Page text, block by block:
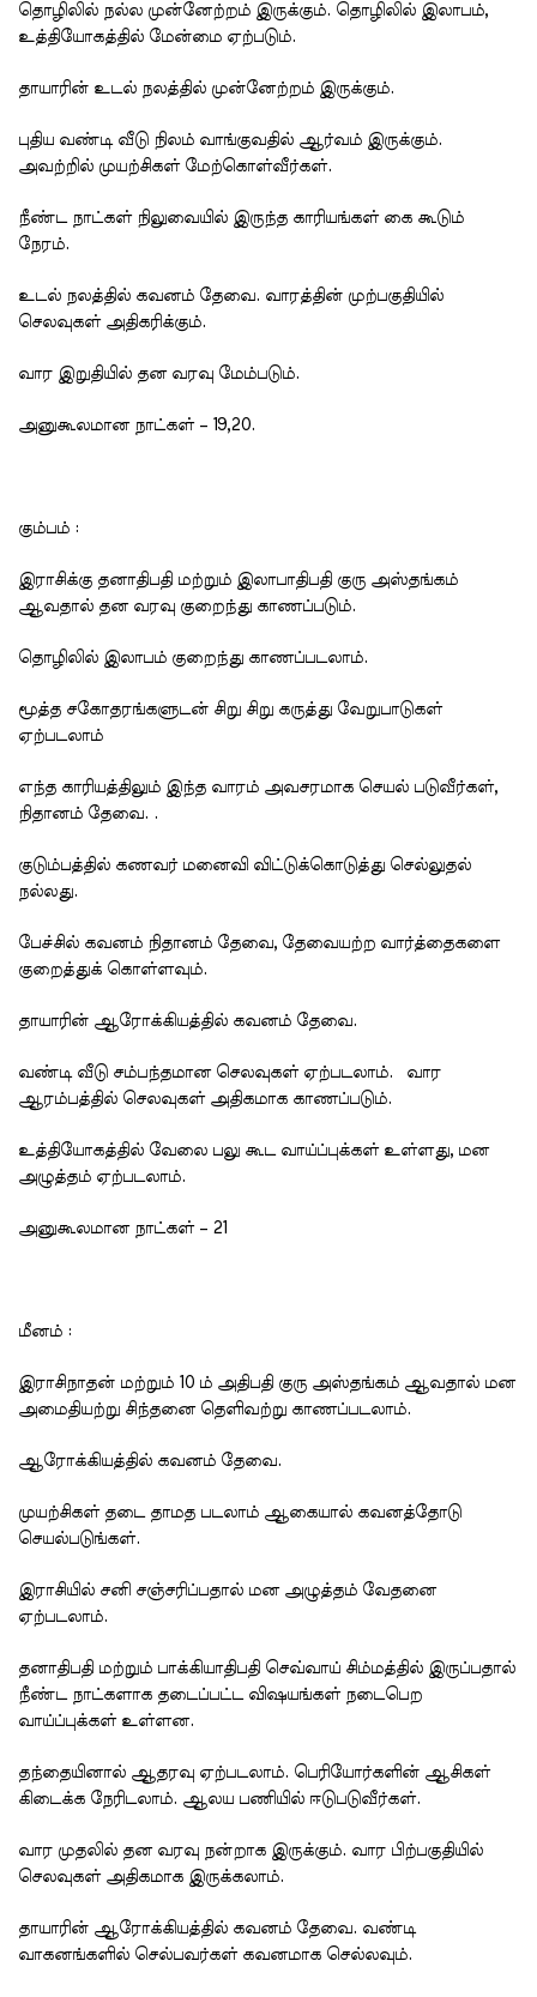
தொழிலில் நல்ல முன்னேற்றம் இருக்கும். தொழிலில் இலாபம்,
உத்தியோகத்தில் மேன்மை ஏற்படும்.
தாயாரின் உடல் நலத்தில் முன்னேற்றம் இருக்கும்.
புதிய வண்டி வீடு நிலம் வாங்குவதில் ஆர்வம் இருக்கும்.
அவற்றில் முயற்சிகள் மேற்கொள்வீர்கள்.
நீண்ட நாட்கள் நிலுவையில் இருந்த காரியங்கள் கை கூடும்
நேரம்.
உடல் நலத்தில் கவனம் தேவை. வாரத்தின் முற்பகுதியில்
செலவுகள் அதிகரிக்கும்.
வார இறுதியில் தன வரவு மேம்படும்.
அனுகூலமான நாட்கள் – 19,20.
கும்பம் :
இராசிக்கு தனாதிபதி மற்றும் இலாபாதிபதி குரு அஸ்தங்கம்
ஆவதால் தன வரவு குறைந்து காணப்படும்.
தொழிலில் இலாபம் குறைந்து காணப்படலாம்.
மூத்த சகோதரங்களுடன் சிறு சிறு கருத்து வேறுபாடுகள்
ஏற்படலாம்
எந்த காரியத்திலும் இந்த வாரம் அவசரமாக செயல் படுவீர்கள்,
நிதானம் தேவை. .
குடும்பத்தில் கணவர் மனைவி விட்டுக்கொடுத்து செல்லுதல்
நல்லது.
பேச்சில் கவனம் நிதானம் தேவை, தேவையற்ற வார்த்தைகளை
குறைத்துக் கொள்ளவும்.
தாயாரின் ஆரோக்கியத்தில் கவனம் தேவை.
வண்டி வீடு சம்பந்தமான செலவுகள் ஏற்படலாம். வார
ஆரம்பத்தில் செலவுகள் அதிகமாக காணப்படும்.
உத்தியோகத்தில் வேலை பலு கூட வாய்ப்புக்கள் உள்ளது, மன
அழுத்தம் ஏற்படலாம்.
அனுகூலமான நாட்கள் – 21
மீனம் :
இராசிநாதன் மற்றும் 10 ம் அதிபதி குரு அஸ்தங்கம் ஆவதால் மன
அமைதியற்று சிந்தனை தெளிவற்று காணப்படலாம்.
ஆரோக்கியத்தில் கவனம் தேவை.
முயற்சிகள் தடை தாமத படலாம் ஆகையால் கவனத்தோடு
செயல்படுங்கள்.
இராசியில் சனி சஞ்சரிப்பதால் மன அழுத்தம் வேதனை
ஏற்படலாம்.
தனாதிபதி மற்றும் பாக்கியாதிபதி செவ்வாய் சிம்மத்தில் இருப்பதால்
நீண்ட நாட்களாக தடைப்பட்ட விஷயங்கள் நடைபெற
வாய்ப்புக்கள் உள்ளன.
தந்தையினால் ஆதரவு ஏற்படலாம். பெரியோர்களின் ஆசிகள்
கிடைக்க நேரிடலாம். ஆலய பணியில் ஈடுபடுவீர்கள்.
வார முதலில் தன வரவு நன்றாக இருக்கும். வார பிற்பகுதியில்
செலவுகள் அதிகமாக இருக்கலாம்.
தாயாரின் ஆரோக்கியத்தில் கவனம் தேவை. வண்டி
வாகனங்களில் செல்பவர்கள் கவனமாக செல்லவும்.